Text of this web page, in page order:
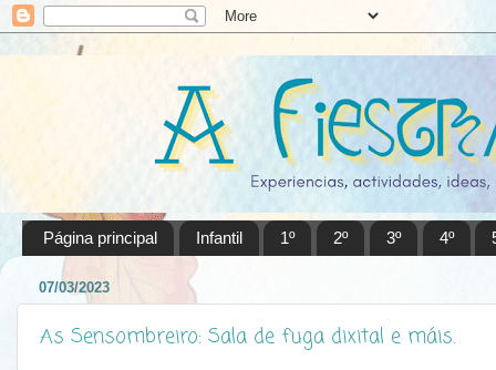
Página principal Infantil 1º 2º 3º 4º
07/03/2023
As Sensombreiro: Sala de fuga dixital e máis.